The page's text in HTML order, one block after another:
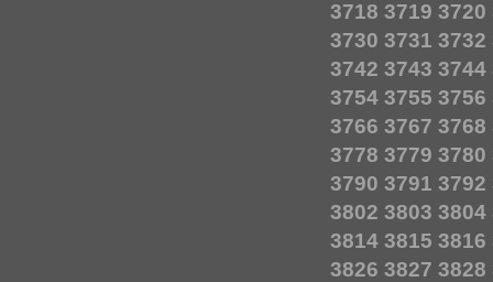
3718 3719 3720
3730 3731 3732
3742 3743 3744
3754 3755 3756
3766 3767 3768
3778 3779 3780
3790 3791 3792
3802 3803 3804
3814 3815 3816
3826 3827 3828